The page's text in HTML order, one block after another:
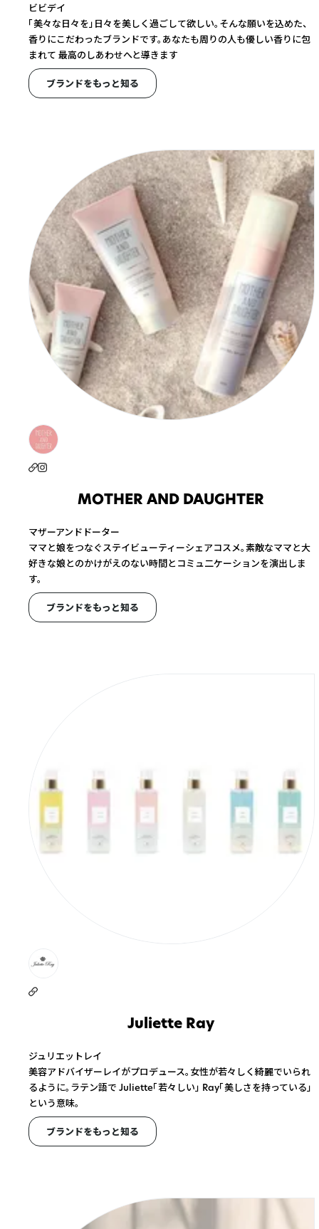
ビビデイ
「美々な日々を」日々を美しく過ごして欲しい。そんな願いを込めた、
香りにこだわったブランドです。あなたも周りの人も優しい香りに包
まれて 最高のしあわせへと導きます
ブランドをもっと知る
MOTHER AND DAUGHTER
マザーアンドドーター
ママと娘をつなぐステイビューティーシェアコスメ。素敵なママと大
好きな娘とのかけがえのない時間とコミュ二ケーションを演出しま
す。
ブランドをもっと知る
Juliette Ray
ジュリエットレイ
美容アドバイザーレイがプロデュース。女性が若々しく綺麗でいられ
るように。ラテン語で Juliette「若々しい」 Ray「美しさを持っている」
という意味。
ブランドをもっと知る